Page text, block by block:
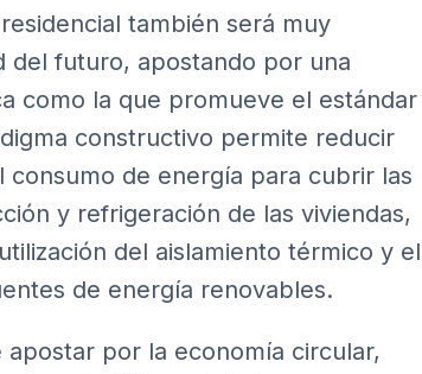
también será muy
del futuro, apostando por una
como la que promueve el estándar
constructivo permite reducir
consumo de energía para cubrir las
y refrigeración de las viviendas,
del aislamiento térmico y el
de energía renovables.
por la economía circular,